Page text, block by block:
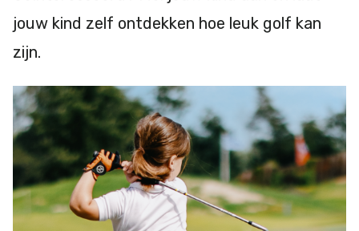
jouw kind zelf ontdekken hoe leuk golf kan
zijn.